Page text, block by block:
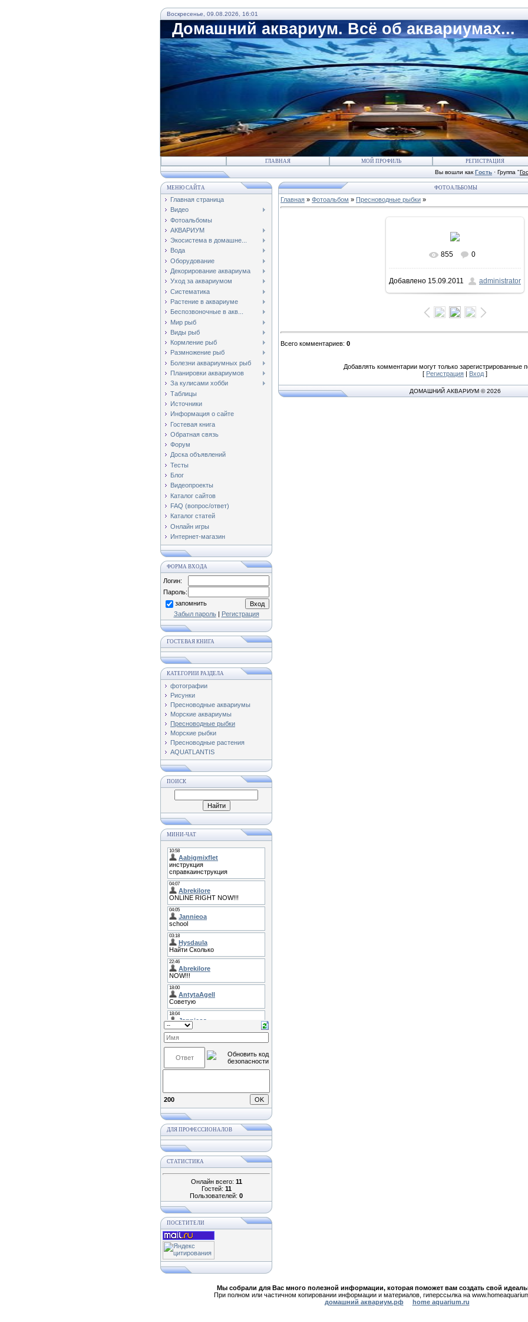
Воскресенье, 09.08.2026, 16:01
Домашний аквариум. Всё об аквариумах...
ГЛАВНАЯ МОЙ ПРОФИЛЬ РЕГИСТРАЦИЯ
Вы вошли как Гость · Группа "
МЕНЮ САЙТА
Главная страница
Видео
Фотоальбомы
АКВАРИУМ
Экосистема в домашне...
Вода
Оборудование
Декорирование аквариума
Уход за аквариумом
Систематика
Растение в аквариуме
Беспозвоночные в акв...
Мир рыб
Виды рыб
Кормление рыб
Размножение рыб
Болезни аквариумных рыб
Планировки аквариумов
За кулисами хобби
Таблицы
Источники
Информация о сайте
Гостевая книга
Обратная связь
Форум
Доска объявлений
Тесты
Блог
Видеопроекты
Каталог сайтов
FAQ (вопрос/ответ)
Каталог статей
Онлайн игры
Интернет-магазин
ФОРМА ВХОДА
Логин:
Пароль:
запомнить
Забыл пароль| Регистрация
ГОСТЕВАЯ КНИГА
КАТЕГОРИИ РАЗДЕЛА
фотографии
Рисунки
Пресноводные аквариумы
Морские аквариумы
Пресноводные рыбки
Морские рыбки
Пресноводные растения
AQUATLANTIS
ПОИСК
МИНИ-ЧАТ
200
ДЛЯ ПРОФЕССИОНАЛОВ
СТАТИСТИКА
Онлайн всего: 11
Гостей: 11
Пользователей: 0
ПОСЕТИТЕЛИ
ФОТОАЛЬБОМЫ
Главная » Фотоальбом » Пресноводные рыбки »
855 0
Добавлено 15.09.2011 administrator
Всего комментариев: 0
Добавлять комментарии могут только зарегистрированные
[ Регистрация | Вход ]
ДОМАШНИЙ АКВАРИУМ © 2026
Мы собрали для Вас много полезной информации, которая поможет вам создать свой
При полном или частичном копировании информации и материалов, гиперссылка на
домашний аквариум.рф
home aquarium.ru